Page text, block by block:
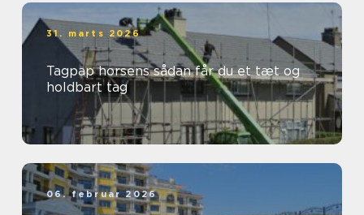
31. marts 2026
Tagpap horsens sådan får du et tæt og
holdbart tag
06. februar 2026